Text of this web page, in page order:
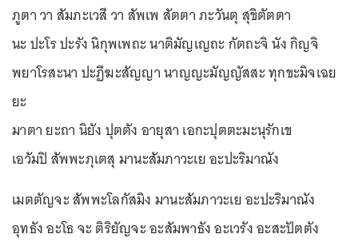
ภูตา วา สัมภะเวสี วา สัพเพ สัตตา ภะวันตุ สุขิตัตตา
นะ ปะโร ปะรัง นิกุพเพถะ นาติมัญเญถะ กัตถะจิ นัง กิญจิ
พยาโรสะนา ปะฏีฆะสัญญา นาญญะมัญญัสสะ ทุกขะมิจเฉย
ยะ
มาตา ยะถา นิยัง ปุตตัง อายุสา เอกะปุตตะมะนุรักเข
เอวัมปิ สัพพะภุเตสุ มานะสัมภาวะเย อะปะริมาณัง
เมตตัญจะ สัพพะโลกัสมิง มานะสัมภาวะเย อะปะริมาณัง
อุทธัง อะโธ จะ ติริยัญจะ อะสัมพาธัง อะเวรัง อะสะปัตตัง